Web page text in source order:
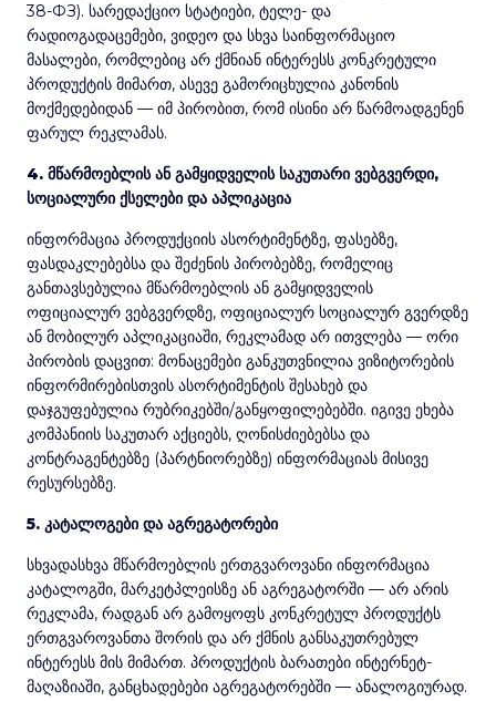
38-ФЗ). სარედაქციო სტატიები, ტელე- და
რადიოგადაცემები, ვიდეო და სხვა საინფორმაციო
მასალები, რომლებიც არ ქმნიან ინტერესს კონკრეტული
პროდუქტის მიმართ, ასევე გამორიცხულია კანონის
მოქმედებიდან — იმ პირობით, რომ ისინი არ წარმოადგენენ
ფარულ რეკლამას.
4. მწარმოებლის ან გამყიდველის საკუთარი ვებგვერდი,
სოციალური ქსელები და აპლიკაცია
ინფორმაცია პროდუქციის ასორტიმენტზე, ფასებზე,
ფასდაკლებებსა და შეძენის პირობებზე, რომელიც
განთავსებულია მწარმოებლის ან გამყიდველის
ოფიციალურ ვებგვერდზე, ოფიციალურ სოციალურ გვერდზე
ან მობილურ აპლიკაციაში, რეკლამად არ ითვლება — ორი
პირობის დაცვით: მონაცემები განკუთვნილია ვიზიტორების
ინფორმირებისთვის ასორტიმენტის შესახებ და
დაჯგუფებულია რუბრიკებში/განყოფილებებში. იგივე ეხება
კომპანიის საკუთარ აქციებს, ღონისძიებებსა და
კონტრაგენტებზე (პარტნიორებზე) ინფორმაციას მისივე
რესურსებზე.
5. კატალოგები და აგრეგატორები
სხვადასხვა მწარმოებლის ერთგვაროვანი ინფორმაცია
კატალოგში, მარკეტპლეისზე ან აგრეგატორში — არ არის
რეკლამა, რადგან არ გამოყოფს კონკრეტულ პროდუქტს
ერთგვაროვანთა შორის და არ ქმნის განსაკუთრებულ
ინტერესს მის მიმართ. პროდუქტის ბარათები ინტერნეტ-
მაღაზიაში, განცხადებები აგრეგატორებში — ანალოგიურად.